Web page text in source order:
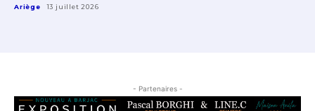
Ariège 13 juillet 2026
- Partenaires -